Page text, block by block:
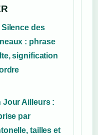
Silence des
: phrase
signification
Jour Ailleurs :
par
tailles et